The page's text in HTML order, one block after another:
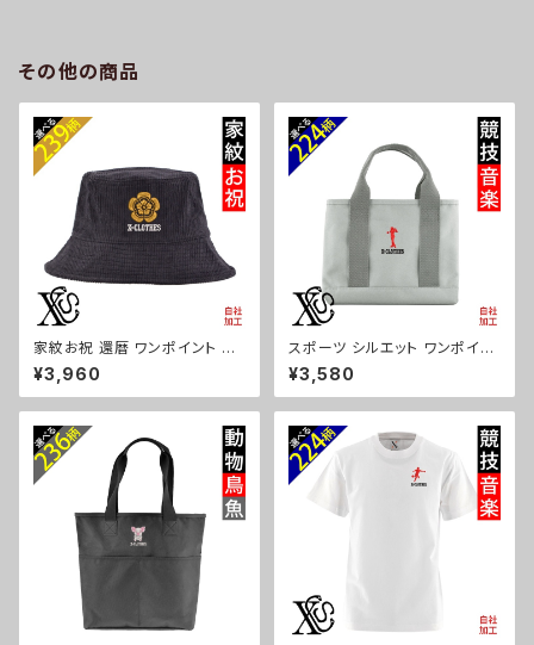
その他の商品
家紋お祝 還暦 ワンポイント 刺
繍 オリジナル コーデュロイ バ
ケットハット メンズ レディース
帽子 自社ブランド ロゴ グッズ
桔梗 巴 藤 羽 菱 唐花 木瓜 蔦
桐 ori-a-cap39-b07-s
¥3,960
スポーツ シルエット ワンポイン
ト 刺繍 オリジナル 仕分け上手
ミニトートバッグ レディース 仕
切り 便利 トートバック メンズ グ
日 母の日 プレゼントギフト 卒
業 記念品 部活 卒団 サッカー
バスケ テニス 誕生日 ori-a-ba
g25-g08-s
¥3,580